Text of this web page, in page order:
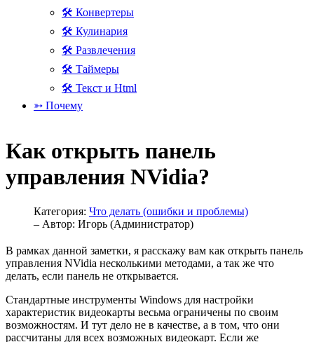
🛠 Конвертеры
🛠 Кулинария
🛠 Развлечения
🛠 Таймеры
🛠 Текст и Html
➳ Почему
Как открыть панель
управления NVidia?
Категория: Что делать (ошибки и проблемы)
– Автор: Игорь (Администратор)
В рамках данной заметки, я расскажу вам как открыть панель
управления NVidia несколькими методами, а так же что
делать, если панель не открывается.
Стандартные инструменты Windows для настройки
характеристик видеокарты весьма ограничены по своим
возможностям. И тут дело не в качестве, а в том, что они
рассчитаны для всех возможных видеокарт. Если же